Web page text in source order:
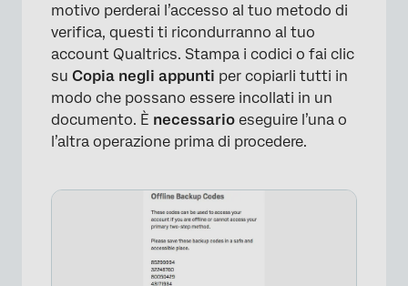
motivo perderai l’accesso al tuo metodo di
verifica, questi ti ricondurranno al tuo
account Qualtrics. Stampa i codici o fai clic
su Copia negli appunti per copiarli tutti in
modo che possano essere incollati in un
documento. È necessario eseguire l’una o
l’altra operazione prima di procedere.